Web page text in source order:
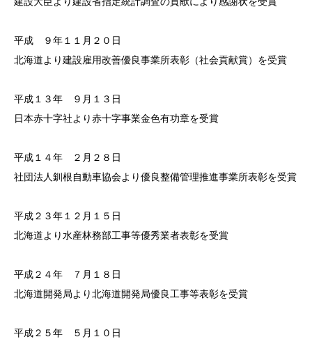
平成 ９年１１月２０日
北海道より建設雇用改善優良事業所表彰（社会貢献賞）を受賞
平成１３年 ９月１３日
日本赤十字社より赤十字事業金色有功章を受賞
平成１４年 ２月２８日
社団法人釧根自動車協会より優良整備管理推進事業所表彰を受賞
平成２３年１２月１５日
北海道より水産林務部工事等優秀業者表彰を受賞
平成２４年 ７月１８日
北海道開発局より北海道開発局優良工事等表彰を受賞
平成２５年 ５月１０日